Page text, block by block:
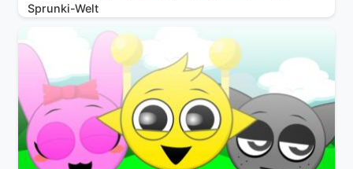
Sprunki-Welt